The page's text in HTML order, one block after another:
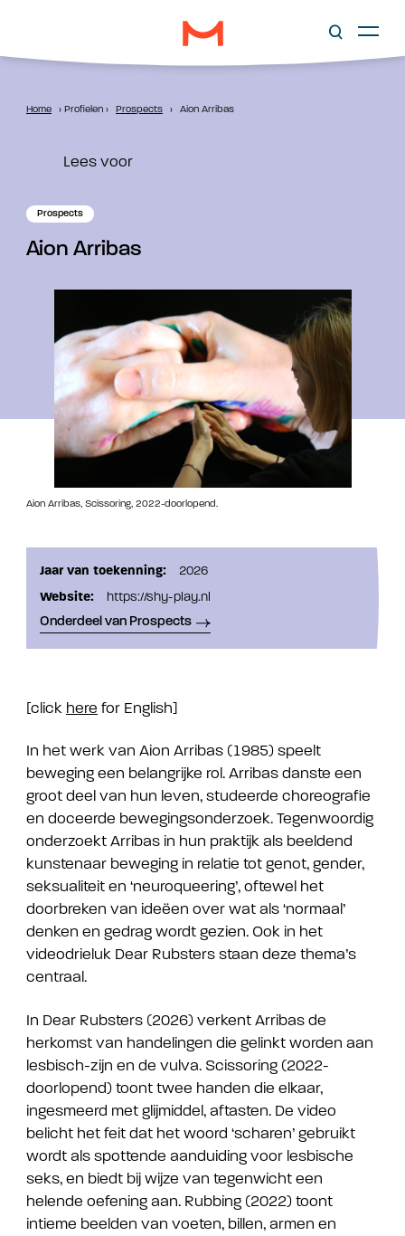
Home › Profielen › Prospects › Aion Arribas
Lees voor
Prospects
Aion Arribas
Aion Arribas, Scissoring, 2022-doorlopend.
Jaar van toekenning:
2026
Website:
https://shy-play.nl
Onderdeel van Prospects
[click here for English]
In het werk van Aion Arribas (1985) speelt
beweging een belangrijke rol. Arribas danste een
groot deel van hun leven, studeerde choreografie
en doceerde bewegingsonderzoek. Tegenwoordig
onderzoekt Arribas in hun praktijk als beeldend
kunstenaar beweging in relatie tot genot, gender,
seksualiteit en ‘neuroqueering’, oftewel het
doorbreken van ideëen over wat als ‘normaal’
denken en gedrag wordt gezien. Ook in het
videodrieluk Dear Rubsters staan deze thema’s
centraal.
In Dear Rubsters (2026) verkent Arribas de
herkomst van handelingen die gelinkt worden aan
lesbisch-zijn en de vulva. Scissoring (2022-
doorlopend) toont twee handen die elkaar,
ingesmeerd met glijmiddel, aftasten. De video
belicht het feit dat het woord ‘scharen’ gebruikt
wordt als spottende aanduiding voor lesbische
seks, en biedt bij wijze van tegenwicht een
helende oefening aan. Rubbing (2022) toont
intieme beelden van voeten, billen, armen en